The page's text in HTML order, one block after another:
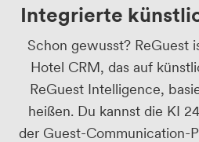
Integrierte
Schon gewusst? ReGuest
Hotel CRM, das auf
ReGuest Intelligence,
heißen. Du kannst die KI
der Guest-Communication-